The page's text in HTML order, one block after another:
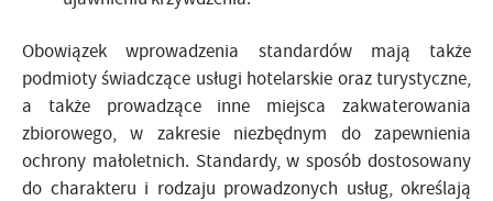
Obowiązek wprowadzenia standardów mają także
podmioty świadczące usługi hotelarskie oraz turystyczne,
a także prowadzące inne miejsca zakwaterowania
zbiorowego, w zakresie niezbędnym do zapewnienia
ochrony małoletnich. Standardy, w sposób dostosowany
do charakteru i rodzaju prowadzonych usług, określają